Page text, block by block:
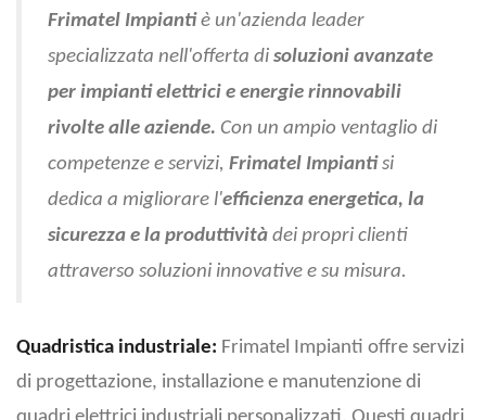
Frimatel Impianti è un'azienda leader
specializzata nell'offerta di soluzioni avanzate
per impianti elettrici e energie rinnovabili
rivolte alle aziende. Con un ampio ventaglio di
competenze e servizi, Frimatel Impianti si
dedica a migliorare l'efficienza energetica, la
sicurezza e la produttività dei propri clienti
attraverso soluzioni innovative e su misura.
Quadristica industriale: Frimatel Impianti offre servizi
di progettazione, installazione e manutenzione di